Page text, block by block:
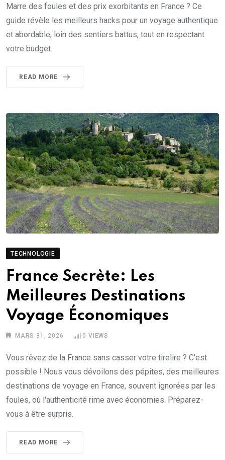
Marre des foules et des prix exorbitants en France ? Ce
guide révèle les meilleurs hacks pour un voyage authentique
et abordable, loin des sentiers battus, tout en respectant
votre budget.
READ MORE
TECHNOLOGIE
France Secrète: Les
Meilleures Destinations
Voyage Économiques
MARS 31, 2026 0 VIEWS
Vous rêvez de la France sans casser votre tirelire ? C'est
possible ! Nous vous dévoilons des pépites, des meilleures
destinations de voyage en France, souvent ignorées par les
foules, où l'authenticité rime avec économies. Préparez-
vous à être surpris.
READ MORE